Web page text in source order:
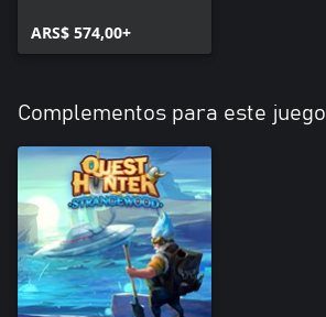
ARS$ 574,00+
Complementos para este juego